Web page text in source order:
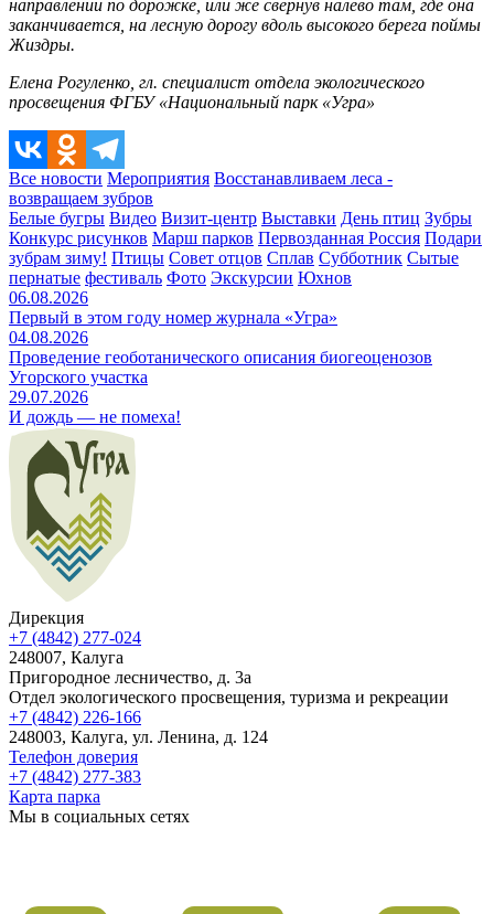
направлении по дорожке, или же свернув налево там, где она
заканчивается, на лесную дорогу вдоль высокого берега поймы
Жиздры.
Елена Рогуленко, гл. специалист отдела экологического
просвещения ФГБУ «Национальный парк «Угра»
Все новости Мероприятия Восстанавливаем леса -
возвращаем зубров
Белые бугры Видео Визит-центр Выставки День птиц Зубры
Конкурс рисунков Марш парков Первозданная Россия Подари
зубрам зиму! Птицы Совет отцов Сплав Субботник Сытые
пернатые фестиваль Фото Экскурсии Юхнов
06.08.2026
Первый в этом году номер журнала «Угра»
04.08.2026
Проведение геоботанического описания биогеоценозов
Угорского участка
29.07.2026
И дождь — не помеха!
Дирекция
+7 (4842) 277-024
248007, Калуга
Пригородное лесничество, д. 3а
Отдел экологического просвещения, туризма и рекреации
+7 (4842) 226-166
248003, Калуга, ул. Ленина, д. 124
Телефон доверия
+7 (4842) 277-383
Карта парка
Мы в социальных сетях